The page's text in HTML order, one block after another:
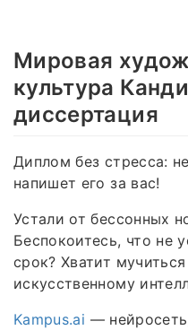
Мировая
культура
диссертация
Диплом без стресса:
напишет его за вас!
Устали от бессонных
Беспокоитесь, что не
срок? Хватит
искусственному
Kampus.ai —